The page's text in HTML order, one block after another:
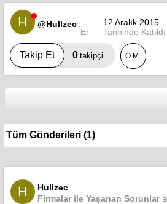
H @Hullzec
Er
12 Aralık 2015
Tarihinde Katıldı
Takip Et 0 takipçi Ö.M.
H
Hullzec
Firmalar ile Yaşanan Sorunlar